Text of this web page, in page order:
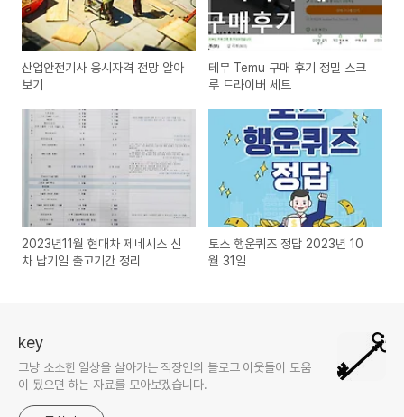
산업안전기사 응시자격 전망 알아
보기
테무 Temu 구매 후기 정밀 스크
루 드라이버 세트
2023년11월 현대차 제네시스 신
차 납기일 출고기간 정리
토스 행운퀴즈 정답 2023년 10
월 31일
key
그냥 소소한 일상을 살아가는 직장인의 블로그 이웃들이 도움
이 됬으면 하는 자료를 모아보겠습니다.